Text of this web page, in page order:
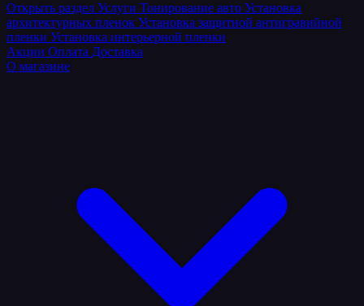
Открыть раздел Услуги Тонирование авто Установка
архитектурных пленок Установка защитной антигравийной
пленки Установка интерьерной пленки
Акции Оплата Доставка
О магазине